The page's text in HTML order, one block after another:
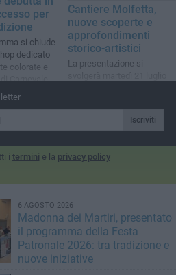
per
si chiude
dedicato
colorate e
Carnevale
Cantiere Molfetta,
nuove scoperte e
approfondimenti
storico-artistici
La presentazione si
Iscriviti
i termini e la privacy policy
6 AGOSTO 2026
Madonna dei Martiri, presentato
il programma della Festa
Patronale 2026: tra tradizione e
nuove iniziative